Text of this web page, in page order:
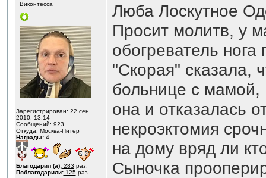
Виконтесса
Зарегистрирован: 22 сен
2010, 13:14
Сообщений: 923
Откуда: Москва-Питер
Награды: 4
Благодарил (а):283 раз.
Поблагодарили:125раз.
Люба Лоскутное
Просит молитв, у
обогреватель нога
"Скорая" сказала,
больнице с мамой,
она и отказалась
некроэктомия
на дому вряд ли
Сыночка